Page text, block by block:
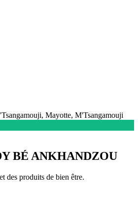
Mayotte, M'Tsangamouji
BÉ ANKHANDZOU
des produits de bien être.